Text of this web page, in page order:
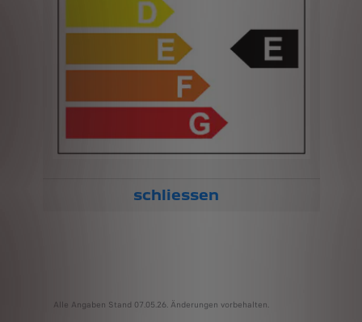
schliessen
Alle Angaben Stand 07.05.26. Änderungen vorbehalten.